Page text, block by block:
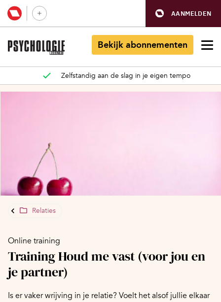
AANMELDEN
Bekijk abonnementen
Zelfstandig aan de slag in je eigen tempo
Relaties
Online training
Training Houd me vast (voor jou en
je partner)
Is er vaker wrijving in je relatie? Voelt het alsof jullie elkaar